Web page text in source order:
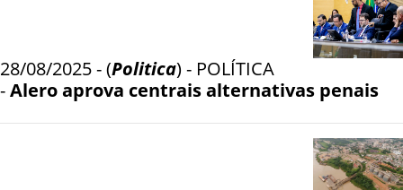
28/08/2025 - (Politica) - POLÍTICA
-Alero aprova centrais alternativas penais